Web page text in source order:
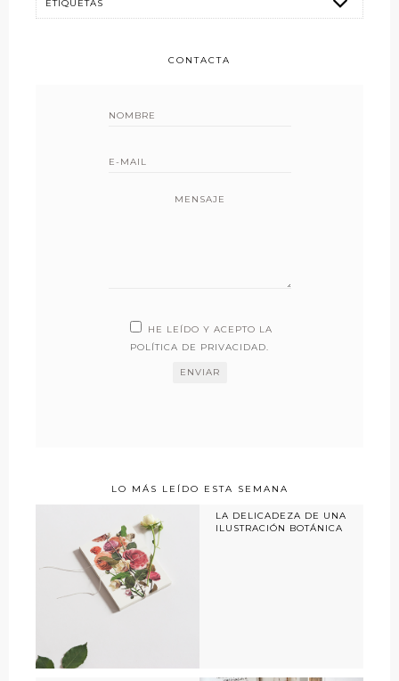
CONTACTA
MENSAJE
HE LEÍDO Y ACEPTO LA
POLÍTICA DE PRIVACIDAD.
LO MÁS LEÍDO ESTA SEMANA
LA DELICADEZA DE UNA
ILUSTRACIÓN BOTÁNICA